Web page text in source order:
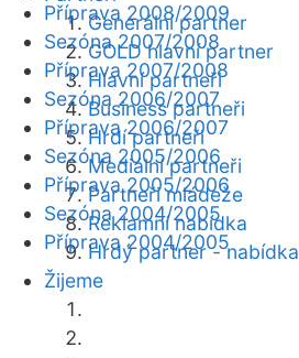
Generální partner
GOLD hlavní partner
Hlavní partneři
Business partneři
Hrdí partneři
Mediální partneři
Partneři mládeže
Reklamní nabídka
Hrdý partner - nabídka
Žijeme
Příprava 2008/2009
Sezóna 2007/2008
Příprava 2007/2008
Sezóna 2006/2007
Příprava 2006/2007
Sezóna 2005/2006
Příprava 2005/2006
Sezóna 2004/2005
Příprava 2004/2005